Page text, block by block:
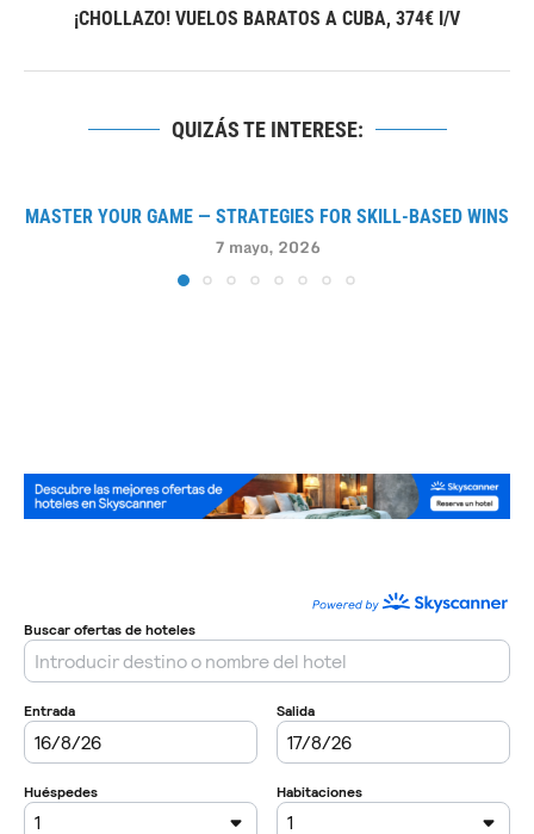
¡CHOLLAZO! VUELOS BARATOS A CUBA, 374€ I/V
QUIZÁS TE INTERESE:
MASTER YOUR GAME — STRATEGIES FOR SKILL-BASED WINS
7 mayo, 2026